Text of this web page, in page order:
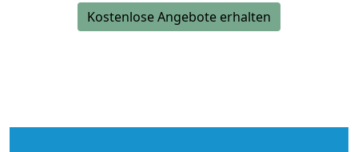
Kostenlose Angebote erhalten